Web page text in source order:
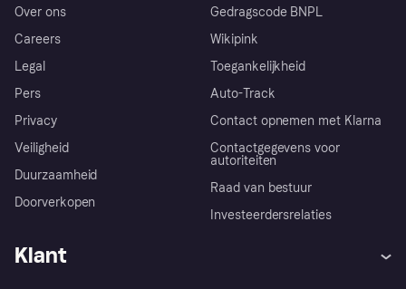
Over ons
Careers
Legal
Pers
Privacy
Veiligheid
Duurzaamheid
Doorverkopen
Gedragscode BNPL
Wikipink
Toegankelijkheid
Auto-Track
Contact opnemen met Klarna
Contactgegevens voor
autoriteiten
Raad van bestuur
Investeerdersrelaties
Klant